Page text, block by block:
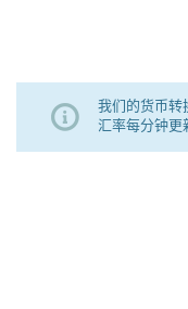
我们的货币转
汇率每分钟更